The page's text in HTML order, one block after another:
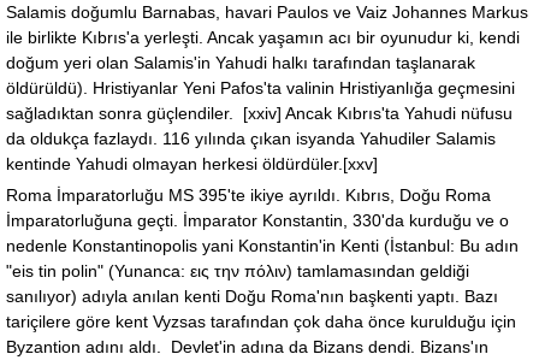
Salamis doğumlu Barnabas, havari Paulos ve Vaiz Johannes Markus
ile birlikte Kıbrıs'a yerleşti. Ancak yaşamın acı bir oyunudur ki, kendi
doğum yeri olan Salamis'in Yahudi halkı tarafından taşlanarak
öldürüldü). Hristiyanlar Yeni Pafos'ta valinin Hristiyanlığa geçmesini
sağladıktan sonra güçlendiler. [xxiv] Ancak Kıbrıs'ta Yahudi nüfusu
da oldukça fazlaydı. 116 yılında çıkan isyanda Yahudiler Salamis
kentinde Yahudi olmayan herkesi öldürdüler.[xxv]
Roma İmparatorluğu MS 395'te ikiye ayrıldı. Kıbrıs, Doğu Roma
İmparatorluğuna geçti. İmparator Konstantin, 330'da kurduğu ve o
nedenle Konstantinopolis yani Konstantin'in Kenti (İstanbul: Bu adın
"eis tin polin" (Yunanca: εις την πόλιν) tamlamasından geldiği
sanılıyor) adıyla anılan kenti Doğu Roma'nın başkenti yaptı. Bazı
tariçilere göre kent Vyzsas tarafından çok daha önce kurulduğu için
Byzantion adını aldı. Devlet'in adına da Bizans dendi. Bizans'ın